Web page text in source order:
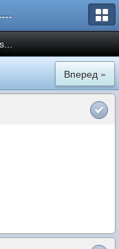
ФОРУМ PHILka.RU
Вперед »